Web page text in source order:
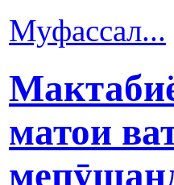
Муфассал...
матои